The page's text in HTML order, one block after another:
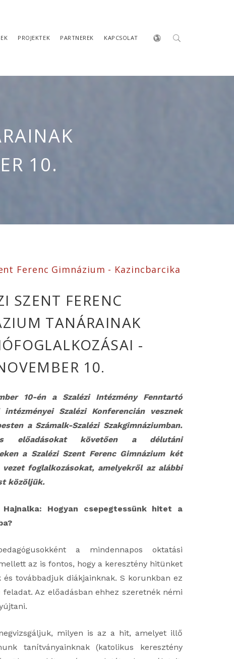
PROJEKTEK PARTNEREK KAPCSOLAT
10.
Ferenc Gimnázium - Kazincbarcika
SZENT FERENC
TANÁRAINAK
-
10.
10-én a Szalézi Intézmény Fenntartó
intézményei Szalézi Konferencián vesznek
a Számalk-Szalézi Szakgimnáziumban.
előadásokat követően a délutáni
a Szalézi Szent Ferenc Gimnázium két
vezet foglalkozásokat, amelyekről az alábbi
közöljük.
Hajnalka: Hogyan csepegtessünk hitet a
a mindennapos oktatási
az is fontos, hogy a keresztény hitünket
és továbbadjuk diákjainknak. S korunkban ez
feladat. Az előadásban ehhez szeretnék némi
milyen is az a hit, amelyet illő
tanítványainknak (katolikus keresztény